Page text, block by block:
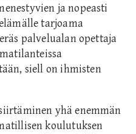
ja nopeasti
tarjoama
palvelualan opettaja
siell on ihmisten
yhä enemmän
koulutuksen